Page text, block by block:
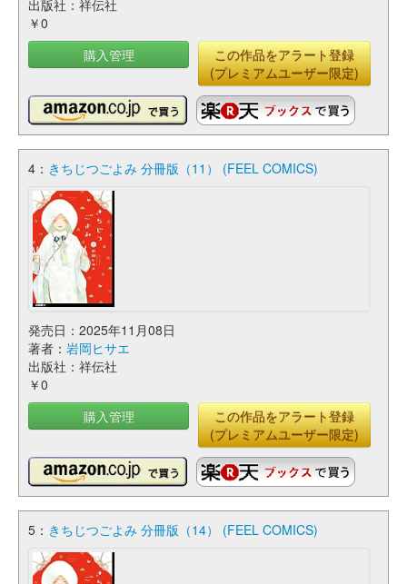
出版社：祥伝社
￥0
購入管理
この作品をアラート登録
(プレミアムユーザー限定)
4： きちじつごよみ 分冊版（11） (FEEL COMICS)
発売日：2025年11月08日
著者： 岩岡ヒサエ
出版社：祥伝社
￥0
購入管理
この作品をアラート登録
(プレミアムユーザー限定)
5： きちじつごよみ 分冊版（14） (FEEL COMICS)